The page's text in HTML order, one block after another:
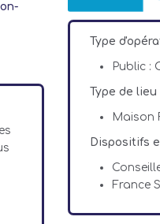
Type
Public :
Type de lieu
Maison
Dispositifs
France